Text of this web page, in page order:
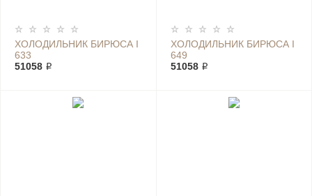
ХОЛОДИЛЬНИК БИРЮСА I
633
51058 ₽
ХОЛОДИЛЬНИК БИРЮСА I
649
51058 ₽